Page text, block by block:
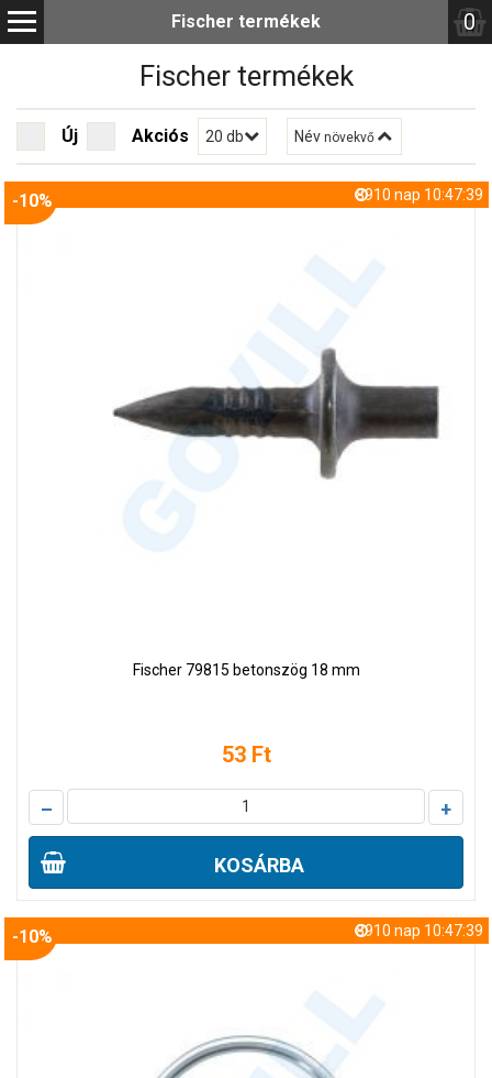
Fischer termékek 0
Fischer termékek
Új Akciós 20 db Név növekvő
-10% 8910 nap 10:47:38
Fischer 79815 betonszög 18 mm
53 Ft
– +
KOSÁRBA
-10% 8910 nap 10:47:38